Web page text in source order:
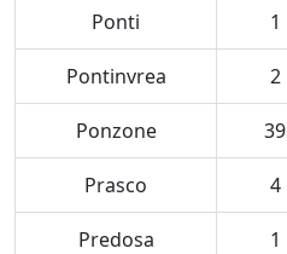
Ponti 1
Pontinvrea 2
Ponzone 39
Prasco 4
Predosa 1